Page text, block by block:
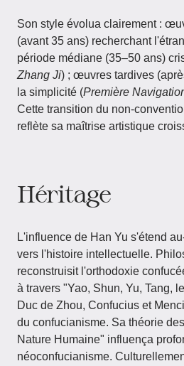
Son style évolua clairement :
(avant 35 ans) recherchant
période médiane (35–50 ans)
Zhang Ji) ; œuvres tardives
la simplicité (Première
Cette transition du non-
reflète sa maîtrise artistique
Héritage
L'influence de Han Yu s'étend
vers l'histoire intellectuelle.
reconstruisit l'orthodoxie
à travers "Yao, Shun, Yu, Tang,
Duc de Zhou, Confucius et
du confucianisme. Sa théorie
Nature Humaine" influença
néoconfucianisme.